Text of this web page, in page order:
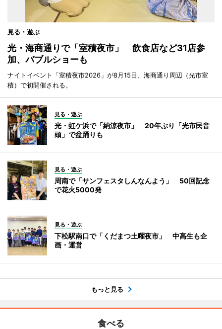
見る・遊ぶ
光・海商通りで「室積夜市」 飲食店など31店参
加、バブルショーも
ナイトイベント「室積夜市2026」が8月15日、海商通り周辺（光市室
積）で初開催される。
見る・遊ぶ
光・虹ケ浜で「納涼夜市」 20年ぶり「光市民音
頭」で盆踊りも
見る・遊ぶ
周南で「サンフェスタしんなんよう」 50回記念
で花火5000発
見る・遊ぶ
下松駅南口で「くだまつ土曜夜市」 中高生も企
画・運営
もっと見る
食べる